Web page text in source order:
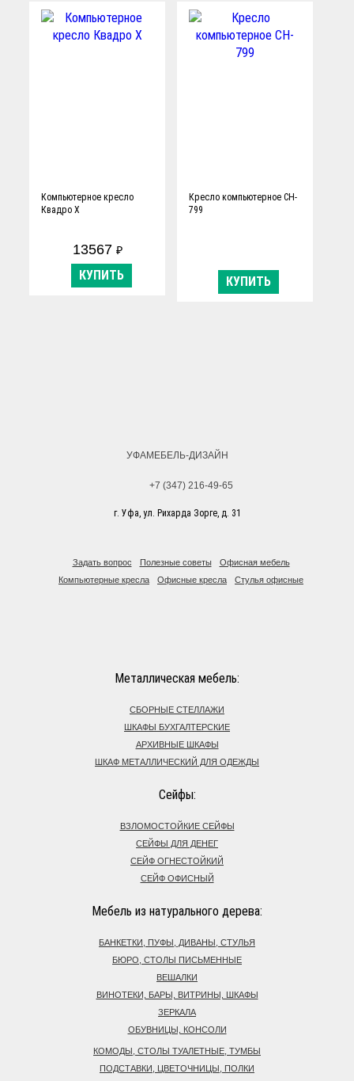
Компьютерное кресло
Квадро Х
13567 ₽
КУПИТЬ
Кресло компьютерное CH-
799
КУПИТЬ
УФАМЕБЕЛЬ-ДИЗАЙН
+7 (347) 216-49-65
г. Уфа, ул. Рихарда Зорге, д. 31
Задать вопрос Полезные советы
Офисная мебель
Компьютерные кресла
Офисные кресла Стулья офисные
Металлическая мебель:
СБОРНЫЕ СТЕЛЛАЖИ
ШКАФЫ БУХГАЛТЕРСКИЕ
АРХИВНЫЕ ШКАФЫ
ШКАФ МЕТАЛЛИЧЕСКИЙ ДЛЯ ОДЕЖДЫ
Сейфы:
ВЗЛОМОСТОЙКИЕ СЕЙФЫ
СЕЙФЫ ДЛЯ ДЕНЕГ
СЕЙФ ОГНЕСТОЙКИЙ
СЕЙФ ОФИСНЫЙ
Мебель из натурального дерева:
БАНКЕТКИ, ПУФЫ, ДИВАНЫ, СТУЛЬЯ
БЮРО, СТОЛЫ ПИСЬМЕННЫЕ
ВЕШАЛКИ
ВИНОТЕКИ, БАРЫ, ВИТРИНЫ, ШКАФЫ
ЗЕРКАЛА
ОБУВНИЦЫ, КОНСОЛИ
КОМОДЫ, СТОЛЫ ТУАЛЕТНЫЕ, ТУМБЫ
ПОДСТАВКИ, ЦВЕТОЧНИЦЫ, ПОЛКИ